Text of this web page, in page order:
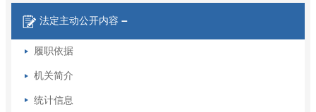
法定主动公开内容 －
履职依据
机关简介
统计信息